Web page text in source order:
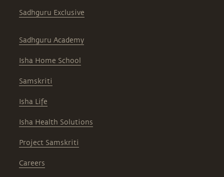
Sadhguru Exclusive
Sadhguru Academy
Isha Home School
Samskriti
Isha Life
Isha Health Solutions
Project Samskriti
Careers